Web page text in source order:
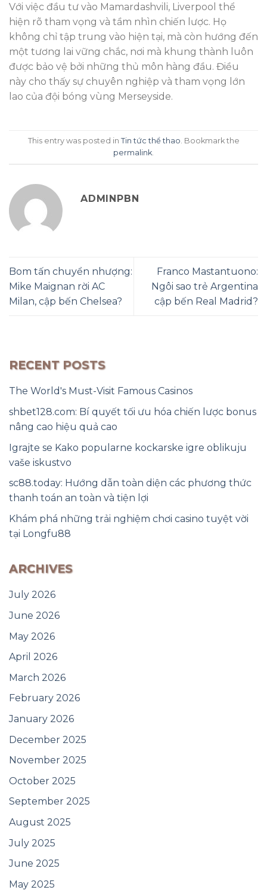
Với việc đầu tư vào Mamardashvili, Liverpool thể
hiện rõ tham vọng và tầm nhìn chiến lược. Họ
không chỉ tập trung vào hiện tại, mà còn hướng đến
một tương lai vững chắc, nơi mà khung thành luôn
được bảo vệ bởi những thủ môn hàng đầu. Điều
này cho thấy sự chuyên nghiệp và tham vọng lớn
lao của đội bóng vùng Merseyside.
This entry was posted in Tin tức thể thao . Bookmark the
permalink
ADMINPBN
Bom tấn chuyển nhượng:
Mike Maignan rời AC
Milan, cập bến Chelsea?
Franco Mastantuono:
Ngôi sao trẻ Argentina
cập bến Real Madrid?
RECENT POSTS
The World's Must-Visit Famous Casinos
shbet128.com: Bí quyết tối ưu hóa chiến lược bonus
nâng cao hiệu quả cao
Igrajte se Kako popularne kockarske igre oblikuju
vaše iskustvo
sc88.today: Hướng dẫn toàn diện các phương thức
thanh toán an toàn và tiện lợi
Khám phá những trải nghiệm chơi casino tuyệt vời
tại Longfu88
ARCHIVES
July 2026
June 2026
May 2026
April 2026
March 2026
February 2026
January 2026
December 2025
November 2025
October 2025
September 2025
August 2025
July 2025
June 2025
May 2025